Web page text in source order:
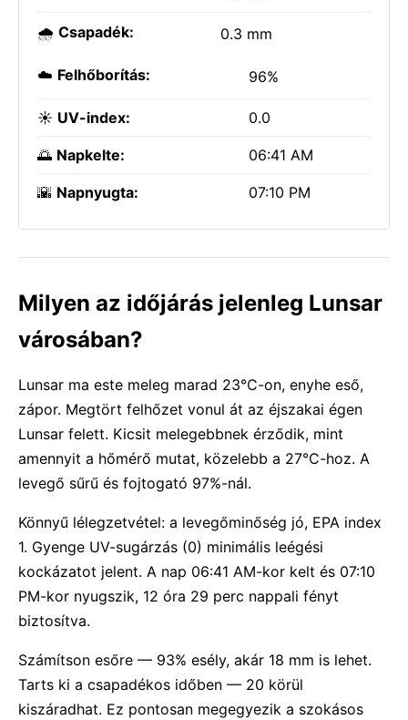
🌧️ Csapadék: 0.3 mm
☁️ Felhőborítás: 96%
☀️ UV-index: 0.0
🌅 Napkelte: 06:41 AM
🌇 Napnyugta: 07:10 PM
Milyen az időjárás jelenleg Lunsar
városában?
Lunsar ma este meleg marad 23°C-on, enyhe eső,
zápor. Megtört felhőzet vonul át az éjszakai égen
Lunsar felett. Kicsit melegebbnek érződik, mint
amennyit a hőmérő mutat, közelebb a 27°C-hoz. A
levegő sűrű és fojtogató 97%-nál.
Könnyű lélegzetvétel: a levegőminőség jó, EPA index
1. Gyenge UV-sugárzás (0) minimális leégési
kockázatot jelent. A nap 06:41 AM-kor kelt és 07:10
PM-kor nyugszik, 12 óra 29 perc nappali fényt
biztosítva.
Számítson esőre — 93% esély, akár 18 mm is lehet.
Tarts ki a csapadékos időben — 20 körül
kiszáradhat. Ez pontosan megegyezik a szokásos